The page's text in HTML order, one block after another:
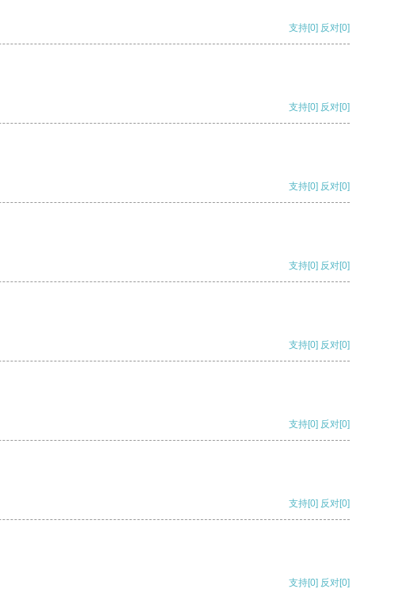
支持[0] 反对[0]
支持[0] 反对[0]
支持[0] 反对[0]
支持[0] 反对[0]
支持[0] 反对[0]
支持[0] 反对[0]
支持[0] 反对[0]
支持[0] 反对[0]